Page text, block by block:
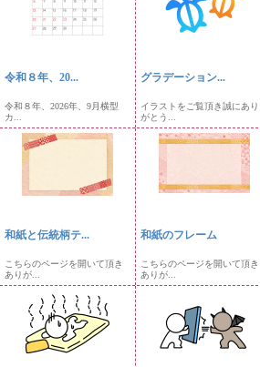
令和８年、20...
令和８年、2026年、9月横型
カ...
グラデーション...
イラストをご覧頂き誠にあり
がとう...
和紙と伝統柄テ...
こちらのページを開いて頂き
ありが...
和紙のフレーム
こちらのページを開いて頂き
ありが...